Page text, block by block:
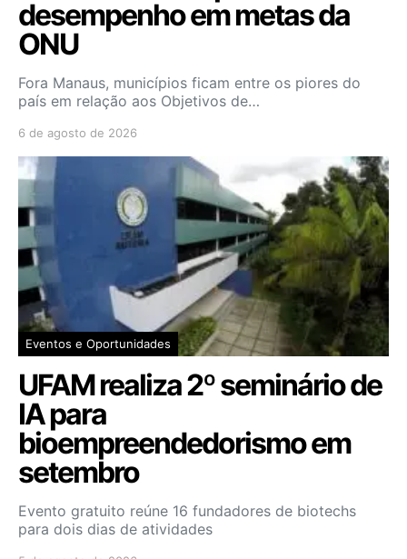
desempenho em metas da
ONU
Fora Manaus, municípios ficam entre os piores do
país em relação aos Objetivos de…
6 de agosto de 2026
Eventos e Oportunidades
UFAM realiza 2º seminário de
IA para
bioempreendedorismo em
setembro
Evento gratuito reúne 16 fundadores de biotechs
para dois dias de atividades